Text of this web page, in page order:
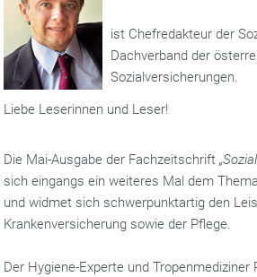
ist Chefredakteur der
Dachverband der
Sozialversicherungen.
Liebe Leserinnen und Leser!
Die Mai-Ausgabe der Fachzeitschrift
sich eingangs ein weiteres Mal dem Thema
und widmet sich schwerpunktartig den
Krankenversicherung sowie der Pflege.
Der Hygiene-Experte und Tropenmediziner